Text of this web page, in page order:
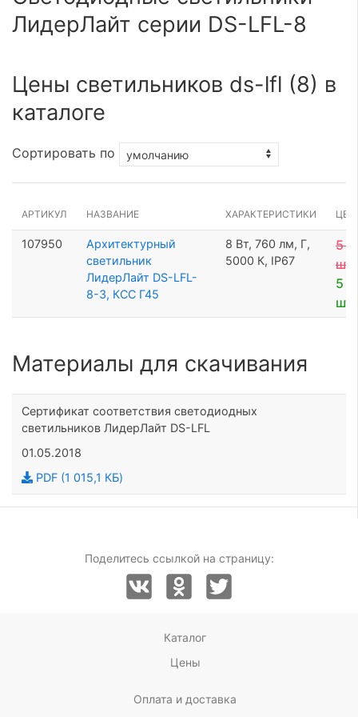
ЛидерЛайт серии DS-LFL-8
Цены светильников ds-lfl (8) в
каталоге
Сортировать по
АРТИКУЛ НАЗВАНИЕ ХАРАКТЕРИСТИКИ
107950
Архитектурный
светильник
ЛидерЛайт DS-LFL-
8-3, КСС Г45
8 Вт, 760 лм, Г,
5000 К, IP67
5
шт
5
шт
Материалы для скачивания
Сертификат соответствия светодиодных
светильников ЛидерЛайт DS-LFL
01.05.2018
PDF (1 015,1 КБ)
Поделитесь ссылкой на страницу:
Каталог
Цены
Оплата и доставка